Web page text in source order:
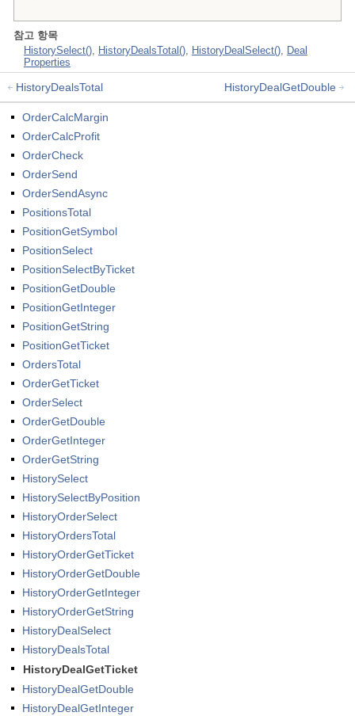
참고 항목
HistorySelect(), HistoryDealsTotal(), HistoryDealSelect(), Deal
Properties
HistoryDealsTotal HistoryDealGetDouble
OrderCalcMargin
OrderCalcProfit
OrderCheck
OrderSend
OrderSendAsync
PositionsTotal
PositionGetSymbol
PositionSelect
PositionSelectByTicket
PositionGetDouble
PositionGetInteger
PositionGetString
PositionGetTicket
OrdersTotal
OrderGetTicket
OrderSelect
OrderGetDouble
OrderGetInteger
OrderGetString
HistorySelect
HistorySelectByPosition
HistoryOrderSelect
HistoryOrdersTotal
HistoryOrderGetTicket
HistoryOrderGetDouble
HistoryOrderGetInteger
HistoryOrderGetString
HistoryDealSelect
HistoryDealsTotal
HistoryDealGetTicket
HistoryDealGetDouble
HistoryDealGetInteger